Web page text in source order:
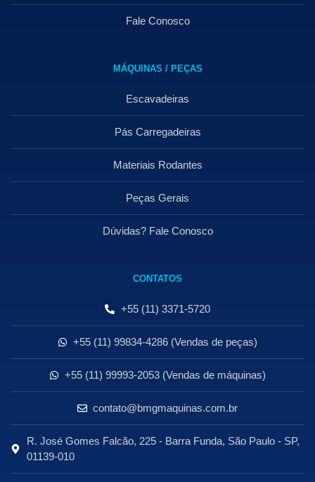
Fale Conosco
MÁQUINAS / PEÇAS
Escavadeiras
Pás Carregadeiras
Materiais Rodantes
Peças Gerais
Dúvidas? Fale Conosco
CONTATOS
+55 (11) 3371-5720
+55 (11) 99834-4286 (Vendas de peças)
+55 (11) 99993-2053 (Vendas de máquinas)
contato@bmgmaquinas.com.br
R. José Gomes Falcão, 225 - Barra Funda, São Paulo - SP,
01139-010